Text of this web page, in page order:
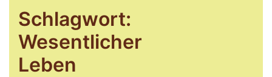
Schlagwort:
Wesentlicher
Leben